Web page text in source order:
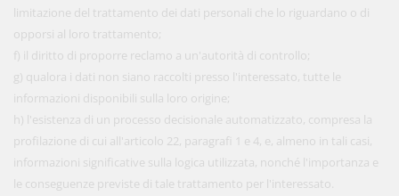
limitazione del trattamento dei dati personali che lo riguardano o di
opporsi al loro trattamento;
f) il diritto di proporre reclamo a un'autorità di controllo;
g) qualora i dati non siano raccolti presso l'interessato, tutte le
informazioni disponibili sulla loro origine;
h) l'esistenza di un processo decisionale automatizzato, compresa la
profilazione di cui all'articolo 22, paragrafi 1 e 4, e, almeno in tali casi,
informazioni significative sulla logica utilizzata, nonché l'importanza e
le conseguenze previste di tale trattamento per l'interessato.